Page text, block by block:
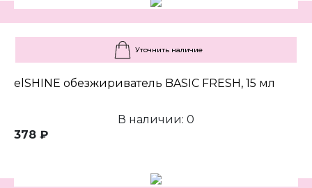
Уточнить наличие
elSHINE обезжириватель BASIC FRESH, 15 мл
В наличии: 0
378 ₽